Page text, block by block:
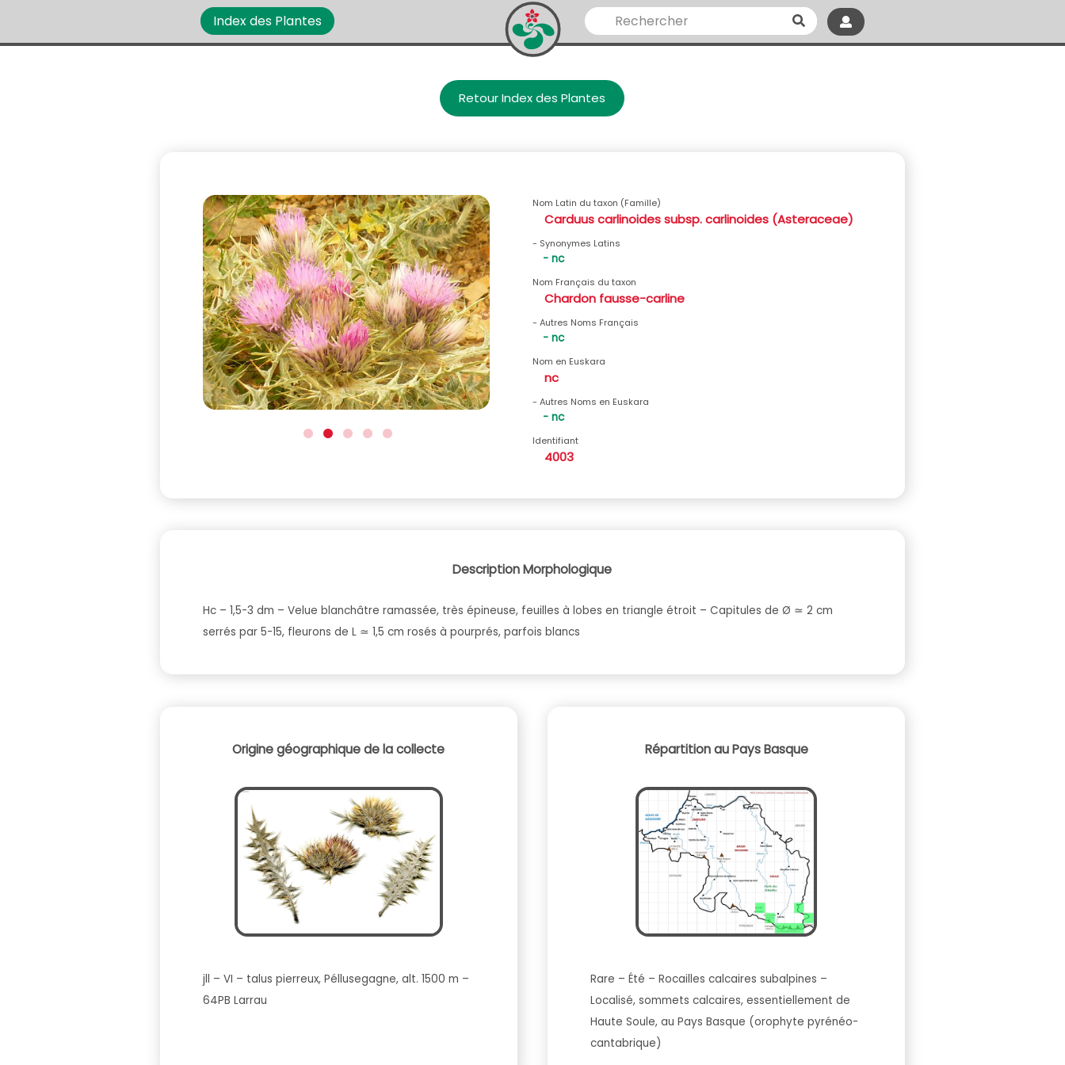
Index des Plantes
Retour Index des Plantes
Nom Latin du taxon (Famille)
Carduus carlinoides subsp. carlinoides (Asteraceae)
- Synonymes Latins
- nc
Nom Français du taxon
Chardon fausse-carline
- Autres Noms Français
- nc
Nom en Euskara
nc
- Autres Noms en Euskara
- nc
Identifiant
4003
Description Morphologique
Hc – 1,5-3 dm – Velue blanchâtre ramassée, très épineuse, feuilles à lobes en triangle étroit – Capitules de Ø ≃ 2 cm
serrés par 5-15, fleurons de L ≃ 1,5 cm rosés à pourprés, parfois blancs
Origine géographique de la collecte
jll – VI – talus pierreux, Péllusegagne, alt. 1500 m –
64PB Larrau
Répartition au Pays Basque
Rare – Été – Rocailles calcaires subalpines –
Localisé, sommets calcaires, essentiellement de
Haute Soule, au Pays Basque (orophyte pyrénéo-
cantabrique)